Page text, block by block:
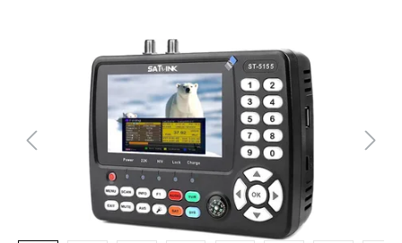
Bildergalerie überspringen